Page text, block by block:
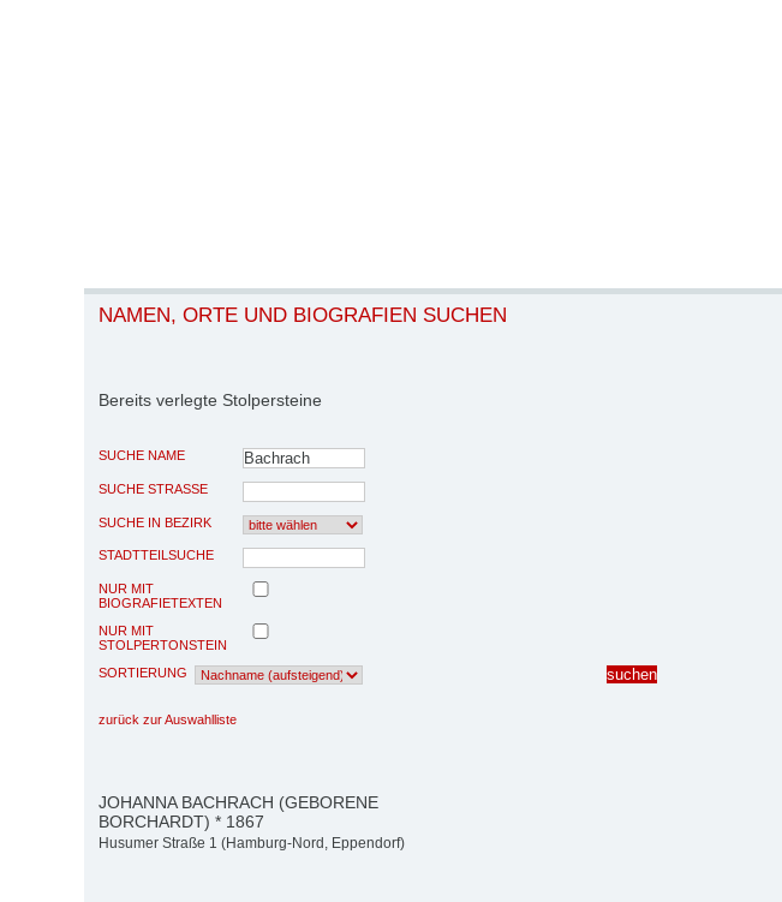
NAMEN, ORTE UND BIOGRAFIEN SUCHEN
Bereits verlegte Stolpersteine
SUCHE NAME
SUCHE STRASSE
SUCHE IN BEZIRK
STADTTEILSUCHE
NUR MIT
BIOGRAFIETEXTEN
NUR MIT
STOLPERTONSTEIN
SORTIERUNG
zurück zur Auswahlliste
JOHANNA BACHRACH (GEBORENE
BORCHARDT) * 1867
Husumer Straße 1 (Hamburg-Nord, Eppendorf)